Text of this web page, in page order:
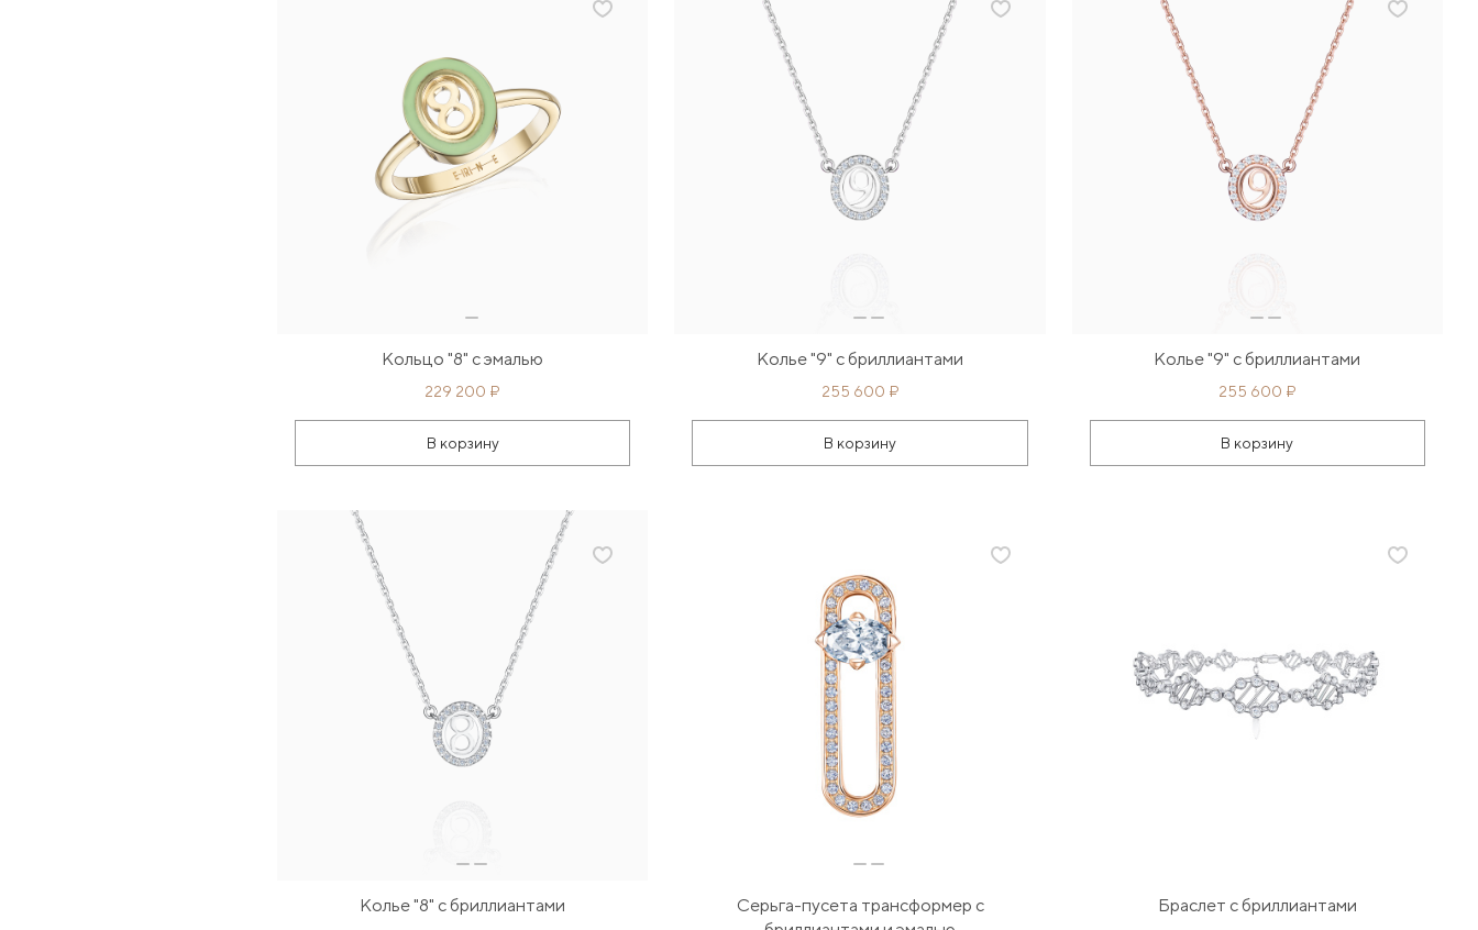
229 200 ₽
Кольцо "8" с эмалью
В корзину
255 600 ₽
Колье "9" с бриллиантами
В корзину
255 600 ₽
Колье "9" с бриллиантами
В корзину
Колье "8" с бриллиантами
Серьга-пусета трансформер с
Браслет с бриллиантами